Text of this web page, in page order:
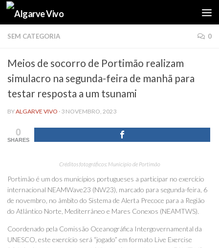
Skip to content
SEM CATEGORIA 0
Meios de socorro de Portimão realizam
simulacro na segunda-feira de manhã para
testar resposta a um tsunami
BYALGARVE VIVO · 3 NOVEMBRO, 2023
0
SHARES
Créditos fotográficos: Município de Portimão
Portimão é um dos municípios portugueses a participar no exercício
internacional NEAMWave23 (NW23), marcado para segunda-feira, 6
de novembro, no âmbito do Sistema de Alerta Precoce para a Região
do Atlântico Norte, Mediterrâneo e Mares Conexos (NEAMTWS).
Coordenado pela Comissão Oceanográfica Intergovernamental da
UNESCO, este exercício será “jogado” em formato Live Exercise